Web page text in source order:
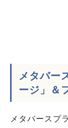
メタバー
ージ」＆
メタバースプ